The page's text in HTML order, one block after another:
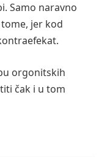
Samo naravno
jer kod
orgonitskih
čak i u tom